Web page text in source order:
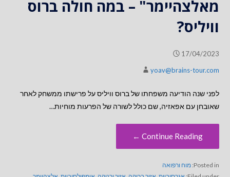
מאלצהיימר" – במה חולה ברוס
וויליס?
17/04/2023
yoav@brains-tour.com
לפני שנה הודיעה משפחתו של ברוס וויליס על פרישתו ממשחק לאחר
שאובחן עם אפאזיה, שם כולל לשורה של הפרעות מוחיות…
Continue Reading ←
Posted in: מוח ורפואה